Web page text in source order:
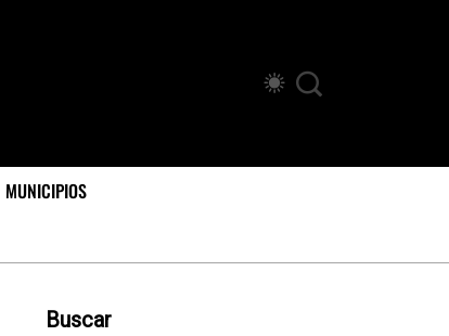
MUNICIPIOS
Buscar